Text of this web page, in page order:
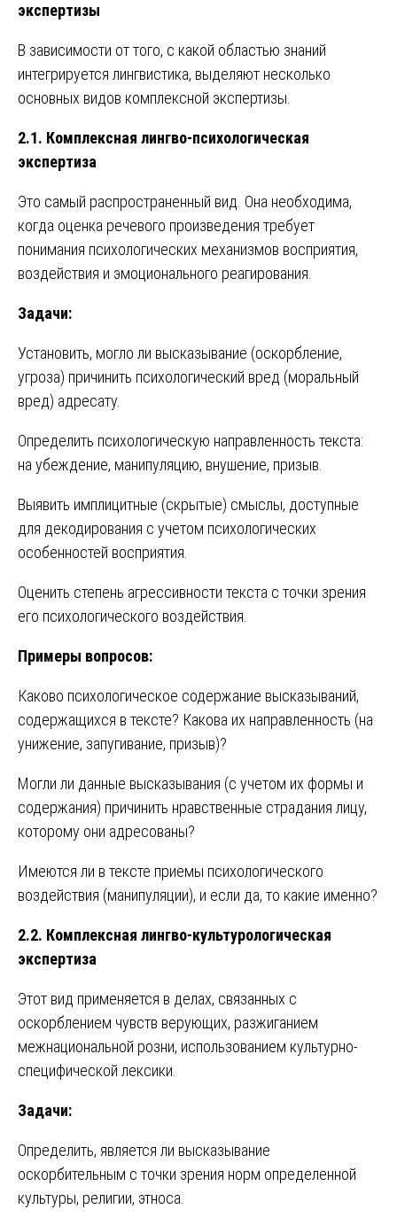
экспертизы
В зависимости от того, с какой областью знаний
интегрируется лингвистика, выделяют несколько
основных видов комплексной экспертизы.
2.1. Комплексная лингво-психологическая
экспертиза
Это самый распространенный вид. Она необходима,
когда оценка речевого произведения требует
понимания психологических механизмов восприятия,
воздействия и эмоционального реагирования.
Задачи:
Установить, могло ли высказывание (оскорбление,
угроза) причинить психологический вред (моральный
вред) адресату.
Определить психологическую направленность текста:
на убеждение, манипуляцию, внушение, призыв.
Выявить имплицитные (скрытые) смыслы, доступные
для декодирования с учетом психологических
особенностей восприятия.
Оценить степень агрессивности текста с точки зрения
его психологического воздействия.
Примеры вопросов:
Каково психологическое содержание высказываний,
содержащихся в тексте? Какова их направленность (на
унижение, запугивание, призыв)?
Могли ли данные высказывания (с учетом их формы и
содержания) причинить нравственные страдания лицу,
которому они адресованы?
Имеются ли в тексте приемы психологического
воздействия (манипуляции), и если да, то какие именно?
2.2. Комплексная лингво-культурологическая
экспертиза
Этот вид применяется в делах, связанных с
оскорблением чувств верующих, разжиганием
межнациональной розни, использованием культурно-
специфической лексики.
Задачи:
Определить, является ли высказывание
оскорбительным с точки зрения норм определенной
культуры, религии, этноса.